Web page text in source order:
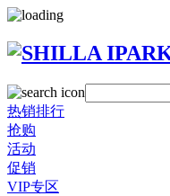
热销排行
抢购
活动
促销
VIP专区